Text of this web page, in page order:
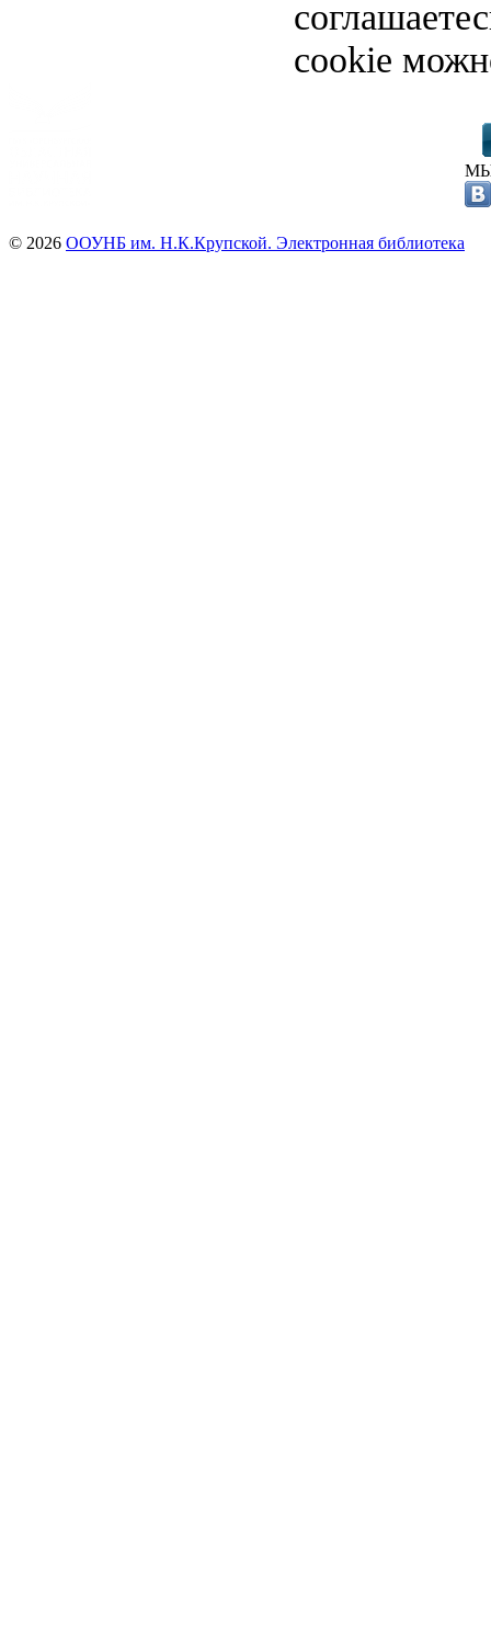
cookie
© 2026 ООУНБ им. Н.К.Крупской. Электронная библиотека